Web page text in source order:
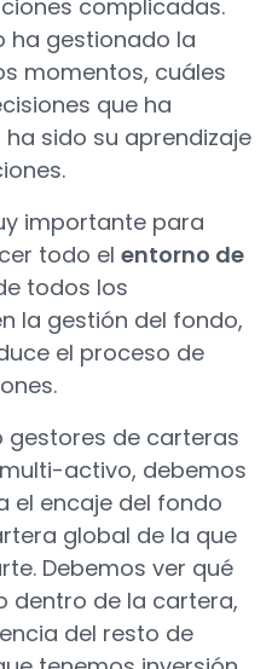
complicadas.
ha gestionado la
momentos, cuáles
que ha
sido su aprendizaje
importante para
todo el entorno de
todos los
la gestión del fondo,
el proceso de
gestores de carteras
activo, debemos
el encaje del fondo
global de la que
Debemos ver qué
dentro de la cartera,
del resto de